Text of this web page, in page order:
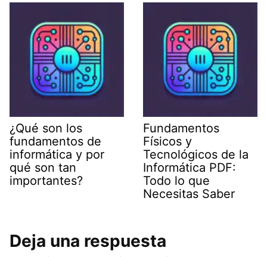
¿Qué son los
fundamentos de
informática y por
qué son tan
importantes?
Fundamentos
Físicos y
Tecnológicos de la
Informática PDF:
Todo lo que
Necesitas Saber
Deja una respuesta